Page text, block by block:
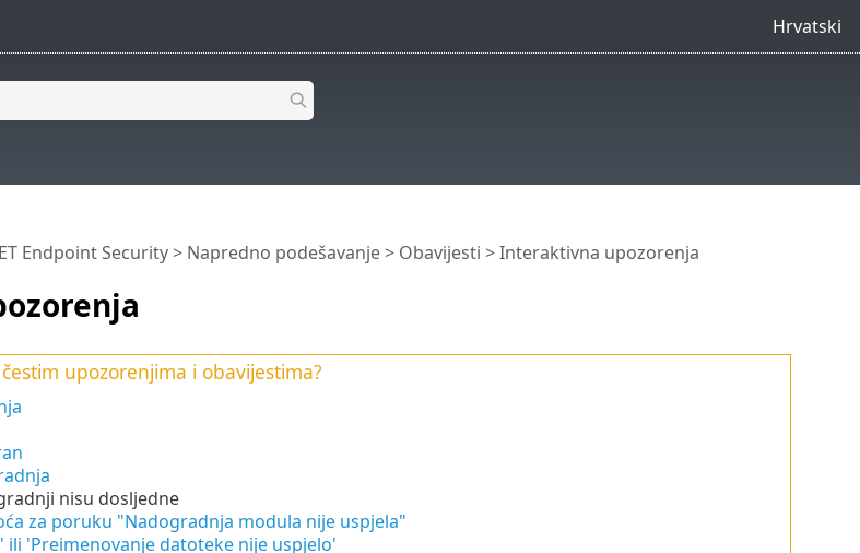
Hrvatski
Endpoint Security> Napredno podešavanje> Obavijesti > Interaktivna upozorenja
upozorenjima i obavijestima?
nisu dosljedne
za poruku "Nadogradnja modula nije uspjela"
ili 'Preimenovanje datoteke nije uspjelo'